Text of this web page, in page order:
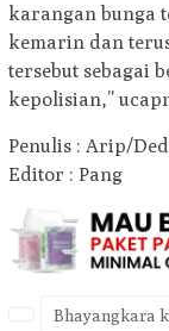
karangan bunga
kemarin dan
tersebut sebagai
kepolisian,”
Penulis : Arip/
Editor : Pang
Bhayangkara